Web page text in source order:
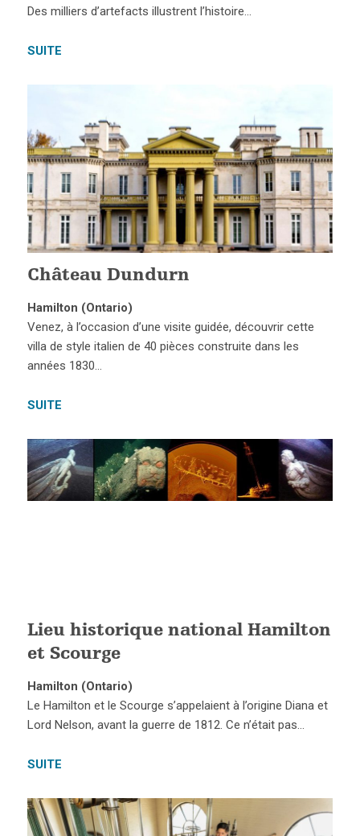
Des milliers d’artefacts illustrent l’histoire…
SUITE
Château Dundurn
Hamilton (Ontario)
Venez, à l’occasion d’une visite guidée, découvrir cette
villa de style italien de 40 pièces construite dans les
années 1830…
SUITE
Lieu historique national Hamilton
et Scourge
Hamilton (Ontario)
Le Hamilton et le Scourge s’appelaient à l’origine Diana et
Lord Nelson, avant la guerre de 1812. Ce n’était pas…
SUITE